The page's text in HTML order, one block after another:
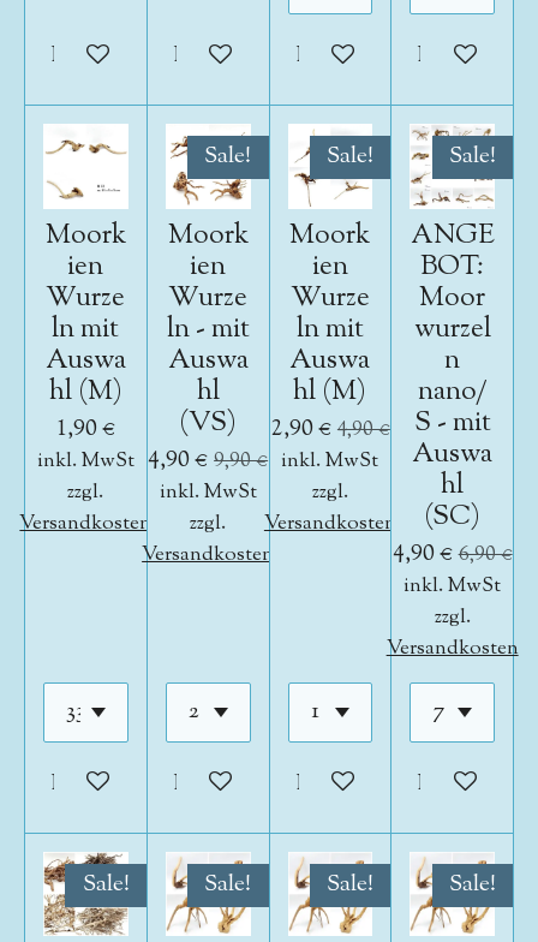
In den WarenkorbIn den WarenkorbIn den Warenkorb
In den
Moork
ien
Wurze
ln mit
Auswa
hl (M)
1,90 €
inkl. MwSt
zzgl.
Versandkosten
In den Warenkorb
Sale!
Moork
ien
Wurze
ln - mit
Auswa
hl
(VS)
4,90 € 9,90 €
inkl. MwSt
zzgl.
Versandkosten
In den Warenkorb
Sale!
Moork
ien
Wurze
ln mit
Auswa
hl (M)
2,90 € 4,90 €
inkl. MwSt
zzgl.
Versandkosten
In den Warenkorb
Sale!
ANGE
BOT:
Moor
wurzel
n
nano/
S - mit
Auswa
hl
(SC)
4,90 €6,90 €
inkl. MwSt
zzgl.
Versandkosten
In den
Sale! Sale! Sale! Sale!